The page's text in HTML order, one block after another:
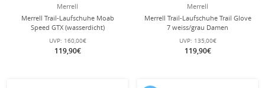
Merrell
Merrell Trail-Laufschuhe Moab
Speed GTX (wasserdicht)
UVP: 160,00€
119,90€
Merrell
Merrell Trail-Laufschuhe Trail Glove
7 weiss/grau Damen
UVP: 135,00€
119,90€